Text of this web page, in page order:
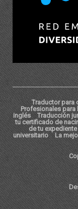
Traductor para
Profesionales para
inglés
Traducción
tu certificado de
de tu
universitario
La